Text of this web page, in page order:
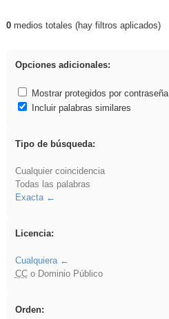
Resultados de: Benagulu
0medios totales (hay filtros aplicados)
Opciones adicionales:
Mostrar protegidos por contraseña
Incluir palabras similares
Tipo de búsqueda:
Cualquier coincidencia
Todas las palabras
Exacta
Licencia:
Cualquiera
CCo Dominio Público
Orden: